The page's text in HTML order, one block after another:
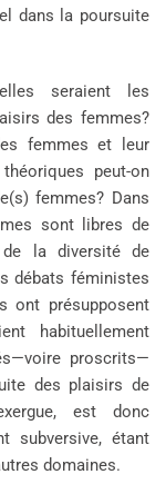
dans la poursuite
seraient les
des femmes?
femmes et leur
peut-on
femmes? Dans
sont libres de
la diversité de
débats féministes
ont présupposent
habituellement
proscrits—
des plaisirs de
est donc
subversive, étant
domaines.